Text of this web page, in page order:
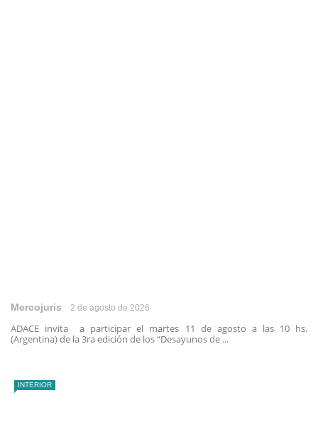
Mercojuris 2 de agosto de 2026
ADACE invita a participar el martes 11 de agosto a las 10 hs.
(Argentina) de la 3ra edición de los “Desayunos de ...
INTERIOR